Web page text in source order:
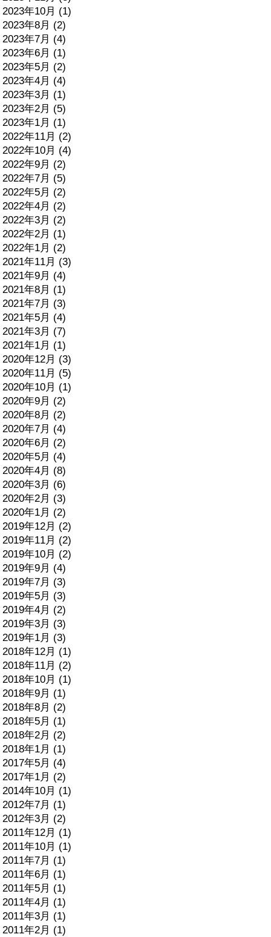
2023年10月 (1)
2023年8月 (2)
2023年7月 (4)
2023年6月 (1)
2023年5月 (2)
2023年4月 (4)
2023年3月 (1)
2023年2月 (5)
2023年1月 (1)
2022年11月 (2)
2022年10月 (4)
2022年9月 (2)
2022年7月 (5)
2022年5月 (2)
2022年4月 (2)
2022年3月 (2)
2022年2月 (1)
2022年1月 (2)
2021年11月 (3)
2021年9月 (4)
2021年8月 (1)
2021年7月 (3)
2021年5月 (4)
2021年3月 (7)
2021年1月 (1)
2020年12月 (3)
2020年11月 (5)
2020年10月 (1)
2020年9月 (2)
2020年8月 (2)
2020年7月 (4)
2020年6月 (2)
2020年5月 (4)
2020年4月 (8)
2020年3月 (6)
2020年2月 (3)
2020年1月 (2)
2019年12月 (2)
2019年11月 (2)
2019年10月 (2)
2019年9月 (4)
2019年7月 (3)
2019年5月 (3)
2019年4月 (2)
2019年3月 (3)
2019年1月 (3)
2018年12月 (1)
2018年11月 (2)
2018年10月 (1)
2018年9月 (1)
2018年8月 (2)
2018年5月 (1)
2018年2月 (2)
2018年1月 (1)
2017年5月 (4)
2017年1月 (2)
2014年10月 (1)
2012年7月 (1)
2012年3月 (2)
2011年12月 (1)
2011年10月 (1)
2011年7月 (1)
2011年6月 (1)
2011年5月 (1)
2011年4月 (1)
2011年3月 (1)
2011年2月 (1)